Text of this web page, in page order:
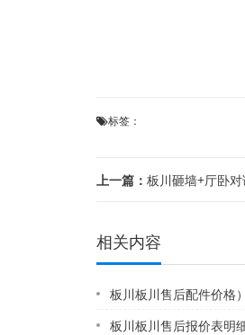
标签：
上一篇： 板川砸墙+厅卧对调+打通
相关内容
板川板川售后配件价格）板川
板川板川售后报价表明细_板川